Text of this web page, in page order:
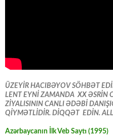
ÜZEYİR HACIBƏYOV SÖHBƏT
LENT EYNİ ZAMANDA XX ƏSRİN
ZİYALISININ CANLI ƏDƏBİ
QİYMƏTLİDİR. DİQQƏT EDİN.
Azərbaycanın İlk Veb Saytı (1995)